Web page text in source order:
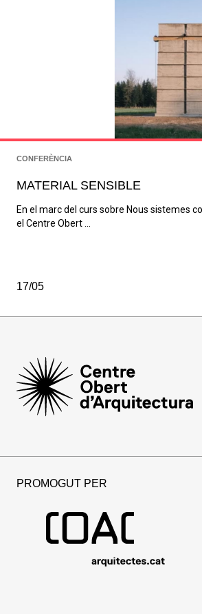
CONFERÈNCIA
MATERIAL SENSIBLE
En el marc del curs sobre Nous sistemes
el Centre Obert ...
17/05
PROMOGUT PER